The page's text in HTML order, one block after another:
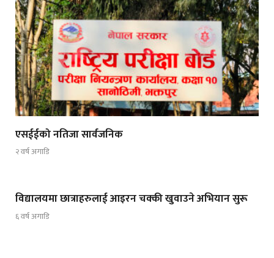
एसईईको नतिजा सार्वजनिक
२ वर्ष अगाडि
विद्यालयमा छात्राहरुलाई आइरन चक्की खुवाउने अभियान सुरू
६ वर्ष अगाडि